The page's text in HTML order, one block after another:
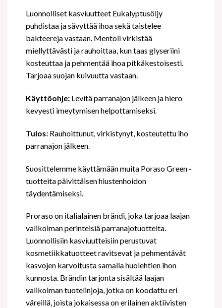
Luonnolliset kasviuutteet Eukalyptusöljy
puhdistaa ja sävyttää ihoa sekä taistelee
bakteereja vastaan. Mentoli virkistää
miellyttävästi ja rauhoittaa, kun taas glyseriini
kosteuttaa ja pehmentää ihoa pitkäkestoisesti.
Tarjoaa suojan kuivuutta vastaan.
Käyttöohje:Levitä parranajon jälkeen ja hiero
kevyesti imeytymisen helpottamiseksi.
Tulos:Rauhoittunut, virkistynyt, kosteutettu iho
parranajon jälkeen.
Suosittelemme käyttämään muita Poraso Green -
tuotteita päivittäisen hiustenhoidon
täydentämiseksi.
Proraso on italialainen brändi, joka tarjoaa laajan
valikoiman perinteisiä parranajotuotteita.
Luonnollisiin kasviuutteisiin perustuvat
kosmetiikkatuotteet ravitsevat ja pehmentävät
kasvojen karvoitusta samalla huolehtien ihon
kunnosta. Brändin tarjonta sisältää laajan
valikoiman tuotelinjoja, jotka on koodattu eri
väreillä, joista jokaisessa on erilainen aktiivisten